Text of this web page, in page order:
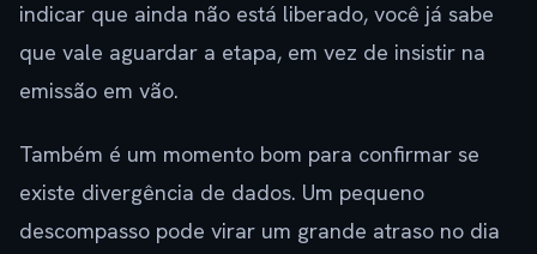
indicar que ainda não está liberado, você já sabe
que vale aguardar a etapa, em vez de insistir na
emissão em vão.
Também é um momento bom para confirmar se
existe divergência de dados. Um pequeno
descompasso pode virar um grande atraso no dia